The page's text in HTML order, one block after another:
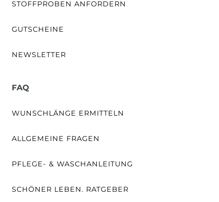
STOFFPROBEN ANFORDERN
GUTSCHEINE
NEWSLETTER
FAQ
WUNSCHLÄNGE ERMITTELN
ALLGEMEINE FRAGEN
PFLEGE- & WASCHANLEITUNG
SCHÖNER LEBEN. RATGEBER